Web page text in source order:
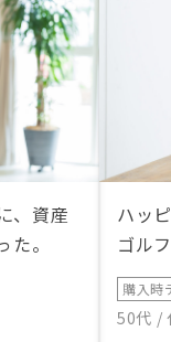
、資産
。
ハッ
ゴル
購入時
50代 /